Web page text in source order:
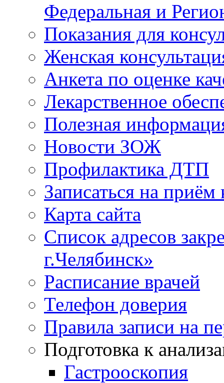
Федеральная и
Показания для
Женская
Анкета по оценке
Лекарственное
Полезная
Новости ЗОЖ
Профилактика ДТП
Записаться на приём
Карта сайта
Список адресов
г.Челябинск»
Расписание врачей
Телефон доверия
Правила записи на
Подготовка к
Гастрооскопия